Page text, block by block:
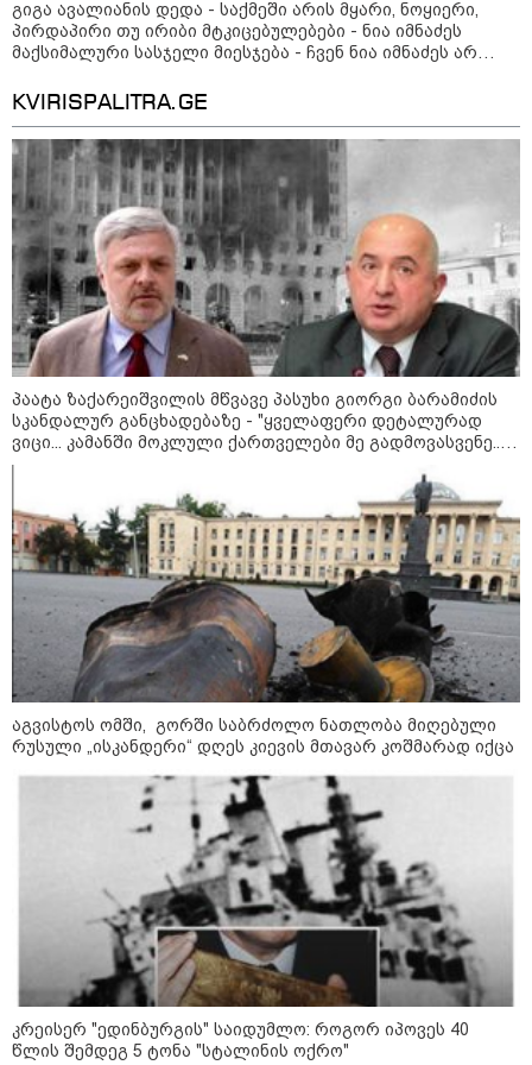
09:00 / 07-08-2026
18 წელი აგვისტოს ომიდან - ტრაგიკული
მოვლენების ქრონოლოგია, რომელიც
შესაძლოა, აღარ გვახსოვს
22:28 / 07-08-2026
სად იზღუდება მოძრაობა -
თბილისის მერია ინფორმაციას
ავრცელებს
21:30 / 07-08-2026
თბილისში, ლოზუნგით
„გვახსოვს გმირები, გვახსოვს
მტერი” მსვლელობა
მიმდინარეობს
20:58 / 07-08-2026
"იპოვონ ერთი გოგონა, ვისაც
გიგა სექსუალურად ავიწროებდა
- თუ გამოჩნდება ასეთი
გოგონა, 10 000 ლარს
ოფიციალურად, სახალხოდ
გადავცემ" - გიგა ავალიანის
დედა განცხადებას ავრცელებს
18:21 / 07-08-2026
"ვიდეოს ნახვა ჩემთვის იყო
გიგა ავალიანის დედა - საქმეში არის მყარი, ნოყიერი,
პირდაპირი თუ ირიბი მტკიცებულებები - ნია იმნაძეს
მაქსიმალური სასჯელი მიესჯება - ჩვენ ნია იმნაძეს არ
დაკვეთაა, ჩვენ ვამბობთ, წაქეზებას, მანიპულირებას
KVIRISPALITRA.GE
პაატა ზაქარეიშვილის მწვავე პასუხი გიორგი ბარამიძის
სკანდალურ განცხადებაზე - "ყველაფერი დეტალურად
ვიცი... კამანში მოკლული ქართველები მე გადმოვასვენე...
ბარამიძე კი ტყუის"
აგვისტოს ომში, გორში საბრძოლო ნათლობა მიღებული
რუსული „ისკანდერი“ დღეს კიევის მთავარ კოშმარად იქცა
კრეისერ "ედინბურგის" საიდუმლო: როგორ იპოვეს 40
წლის შემდეგ 5 ტონა "სტალინის ოქრო"